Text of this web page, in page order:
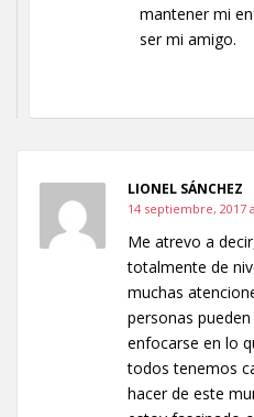
mantener mi
ser mi amigo.
LIONEL SÁNCHEZ
14 septiembre, 2017
Me atrevo a
totalmente de
muchas
personas
enfocarse en lo
todos tenemos
hacer de este